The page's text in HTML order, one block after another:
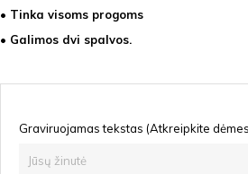
• Tinka visoms progoms
• Galimos dvi spalvos.
Graviruojamas tekstas (Atkreipkite